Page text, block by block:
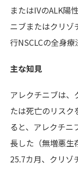
またはIVのALK陽
ニブまたはクリゾ
行NSCLCの全身療
主な知見
アレクチニブは、
たは死亡のリスク
ると、アレクチ
長した（無増悪生
25.7カ月、クリゾ